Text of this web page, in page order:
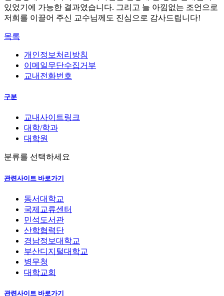
있었기에 가능한 결과였습니다. 그리고 늘 아낌없는 조언으로
저희를 이끌어 주신 교수님께도 진심으로 감사드립니다!
목록
개인정보처리방침
이메일무단수집거부
교내전화번호
구분
교내사이트링크
대학/학과
대학원
분류를 선택하세요
관련사이트 바로가기
동서대학교
국제교류센터
민석도서관
산학협력단
경남정보대학교
부산디지털대학교
병무청
대학교회
관련사이트 바로가기